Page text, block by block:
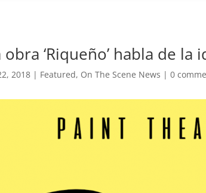
obra ‘Riqueño’ habla de
2018 | Featured, On The Scene News |0